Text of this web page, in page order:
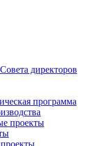
директоров
программа
проекты